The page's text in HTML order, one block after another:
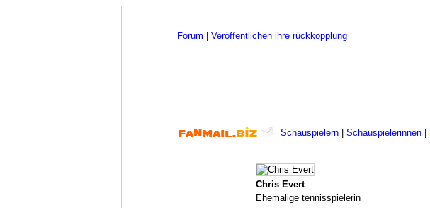
Forum Veröffentlichen ihre rückkopplung
Schauspielern Schauspielerinnen
Chris Evert
Ehemalige tennisspielerin